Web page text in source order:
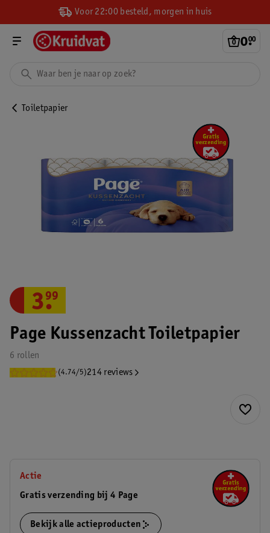
Voor 22:00 besteld, morgen in huis
0.
00
Toiletpapier
Page Kussenzacht Toiletpapier
6 rollen
(4.74/5)214 reviews
3.
99
Actie
Gratis verzending bij 4 Page
Bekijk alle actieproducten